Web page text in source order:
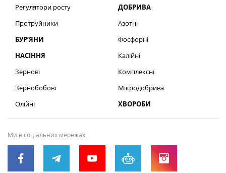
Регулятори росту
Протруйники
БУР’ЯНИ
НАСІННЯ
Зернові
Зернобобові
Олійні
ДОБРИВА
Азотні
Фосфорні
Калійні
Комплексні
Мікродобрива
ХВОРОБИ
Ми в соціальних мережах